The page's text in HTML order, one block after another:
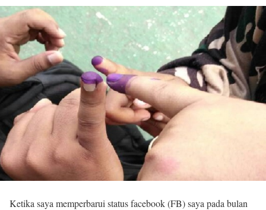
Ketika saya memperbarui status facebook (FB) saya pada bulan